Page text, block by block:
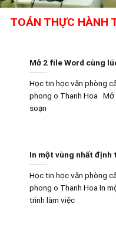
THỰC HÀNH
Mở 2 file Word cùng
Học tin học văn phòng
phong o Thanh Hoa Mở
soạn
In một vùng nhất định
Học tin học văn phòng
phong o Thanh Hoa In
trình làm việc